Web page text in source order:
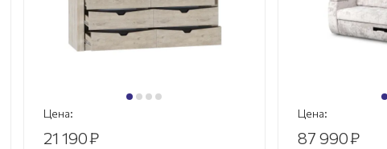
Цена:
21 190₽
Цена:
87 990₽